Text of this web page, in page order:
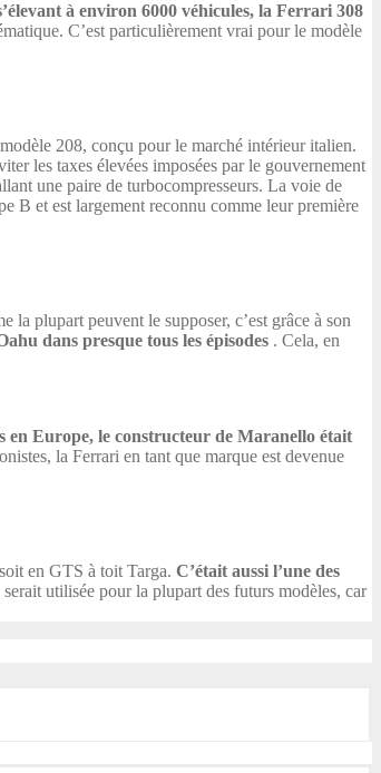
à environ 6000 véhicules, la Ferrari 308
C’est particulièrement vrai pour le modèle
208, conçu pour le marché intérieur italien.
les taxes élevées imposées par le gouvernement
une paire de turbocompresseurs. La voie de
B et est largement reconnu comme leur première
la plupart peuvent le supposer, c’est grâce à son
dans presque tous les épisodes . Cela, en
en Europe, le constructeur de Maranello était
la Ferrari en tant que marque est devenue
en GTS à toit Targa. C’était aussi l’une des
utilisée pour la plupart des futurs modèles, car